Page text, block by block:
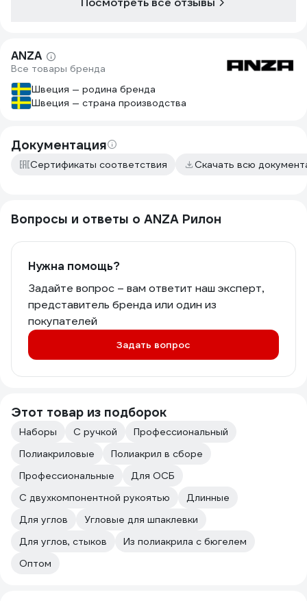
ANZA
Все товары бренда
Швеция — родина бренда
Швеция — страна производства
Документация
Сертификаты соответствия Скачать всю
Вопросы и ответы о ANZA Рилон
Нужна помощь?
Задайте вопрос – вам ответит наш эксперт,
представитель бренда или один из
покупателей
Задать вопрос
Этот товар из подборок
Наборы С ручкой
Профессиональный
Полиакриловые
Полиакрил в сборе
Профессиональные
Для ОСБ
С двухкомпонентной рукоятью
Длинные
Для углов
Угловые для шпаклевки
Для углов, стыков
Из полиакрила с бюгелем
Оптом